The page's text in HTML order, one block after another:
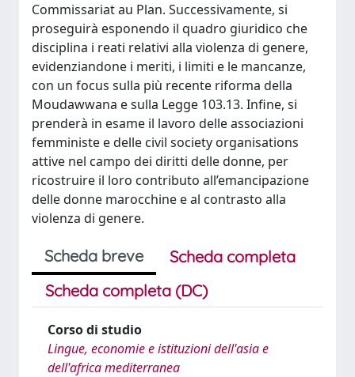
Commissariat au Plan. Successivamente, si
proseguirà esponendo il quadro giuridico che
disciplina i reati relativi alla violenza di genere,
evidenziandone i meriti, i limiti e le mancanze,
con un focus sulla più recente riforma della
Moudawwana e sulla Legge 103.13. Infine, si
prenderà in esame il lavoro delle associazioni
femministe e delle civil society organisations
attive nel campo dei diritti delle donne, per
ricostruire il loro contributo all’emancipazione
delle donne marocchine e al contrasto alla
violenza di genere.
Scheda breve
Scheda completa
Scheda completa (DC)
Corso di studio
Lingue, economie e istituzioni dell'asia e
dell'africa mediterranea